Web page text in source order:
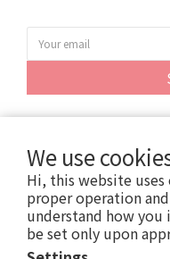
We use
Hi, this website
proper operation
understand how
be set only upon